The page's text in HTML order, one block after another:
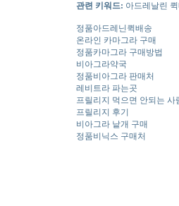
관련 키워드: 아드레날린
정품아드레닌퀵배송
온라인 카마그라 구매
정품카마그라 구매방법
비아그라약국
정품비아그라 판매처
레비트라 파는곳
프릴리지 먹으면 안되는 사
프릴리지 후기
비아그라 낱개 구매
정품비닉스 구매처